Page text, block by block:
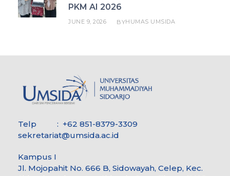
PKM AI 2026
JUNE 9, 2026 BYHUMAS UMSIDA
Telp : +62 851-8379-3309
sekretariat@umsida.ac.id
Kampus I
Jl. Mojopahit No. 666 B, Sidowayah, Celep, Kec.